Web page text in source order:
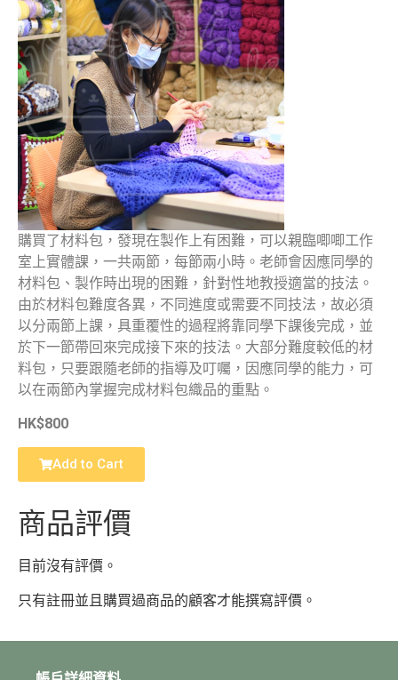
購買了材料包，發現在製作上有困難，可以親臨唧唧工作
室上實體課，一共兩節，每節兩小時。老師會因應同學的
材料包、製作時出現的困難，針對性地教授適當的技法。
由於材料包難度各異，不同進度或需要不同技法，故必須
以分兩節上課，具重覆性的過程將靠同學下課後完成，並
於下一節帶回來完成接下來的技法。大部分難度較低的材
料包，只要跟隨老師的指導及叮囑，因應同學的能力，可
以在兩節內掌握完成材料包織品的重點。
HK$800
Add to Cart
商品評價
目前沒有評價。
只有註冊並且購買過商品的顧客才能撰寫評價。